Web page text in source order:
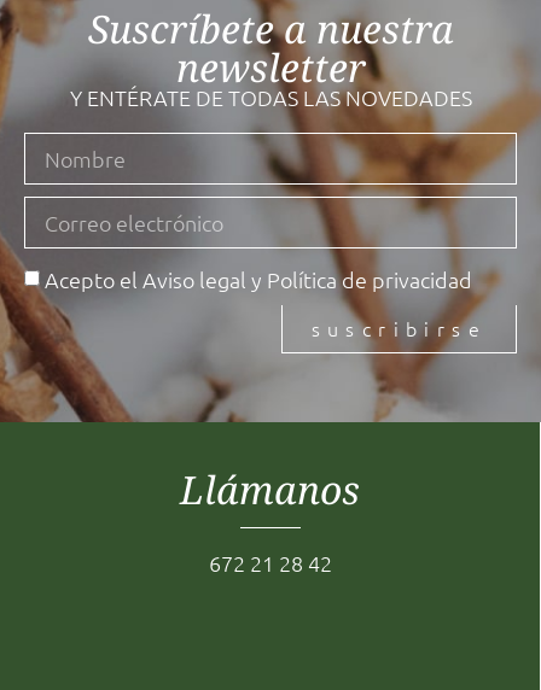
Suscríbete a nuestra
newsletter
Y ENTÉRATE DE TODAS LAS NOVEDADES
Acepto el Aviso legal y Política de privacidad
suscribirse
Llámanos
672 21 28 42